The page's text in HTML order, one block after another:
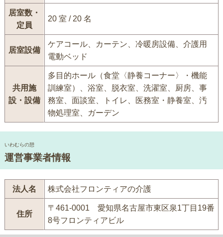
居室数・
定員
20 室 / 20 名
居室設備
ケアコール、カーテン、冷暖房設備、介護用
電動ベッド
共用施
設・設備
多目的ホール（食堂〈静養コーナー〉・機能
訓練室）、浴室、脱衣室、洗濯室、厨房、事
務室、面談室、トイレ、医務室・静養室、汚
物処理室、ガーデン
いわむらの憩
運営事業者情報
法人名 株式会社フロンティアの介護
住所
〒461-0001 愛知県名古屋市東区泉1丁目19番
8号フロンティアビル